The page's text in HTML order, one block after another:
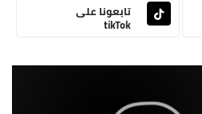
تابعونا على
tikTok